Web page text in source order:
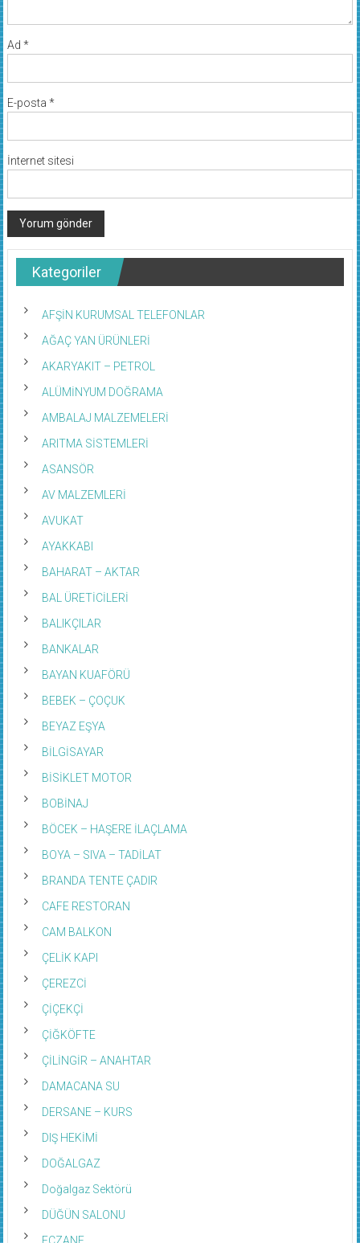
Ad *
E-posta *
İnternet sitesi
Kategoriler
AFŞİN KURUMSAL TELEFONLAR
AĞAÇ YAN ÜRÜNLERİ
AKARYAKIT – PETROL
ALÜMİNYUM DOĞRAMA
AMBALAJ MALZEMELERİ
ARITMA SİSTEMLERİ
ASANSÖR
AV MALZEMLERİ
AVUKAT
AYAKKABI
BAHARAT – AKTAR
BAL ÜRETİCİLERİ
BALIKÇILAR
BANKALAR
BAYAN KUAFÖRÜ
BEBEK – ÇOÇUK
BEYAZ EŞYA
BİLGİSAYAR
BİSİKLET MOTOR
BOBİNAJ
BÖCEK – HAŞERE İLAÇLAMA
BOYA – SIVA – TADİLAT
BRANDA TENTE ÇADIR
CAFE RESTORAN
CAM BALKON
ÇELİK KAPI
ÇEREZCİ
ÇİÇEKÇİ
ÇİĞKÖFTE
ÇİLİNGİR – ANAHTAR
DAMACANA SU
DERSANE – KURS
DIŞ HEKİMİ
DOĞALGAZ
Doğalgaz Sektörü
DÜĞÜN SALONU
ECZANE